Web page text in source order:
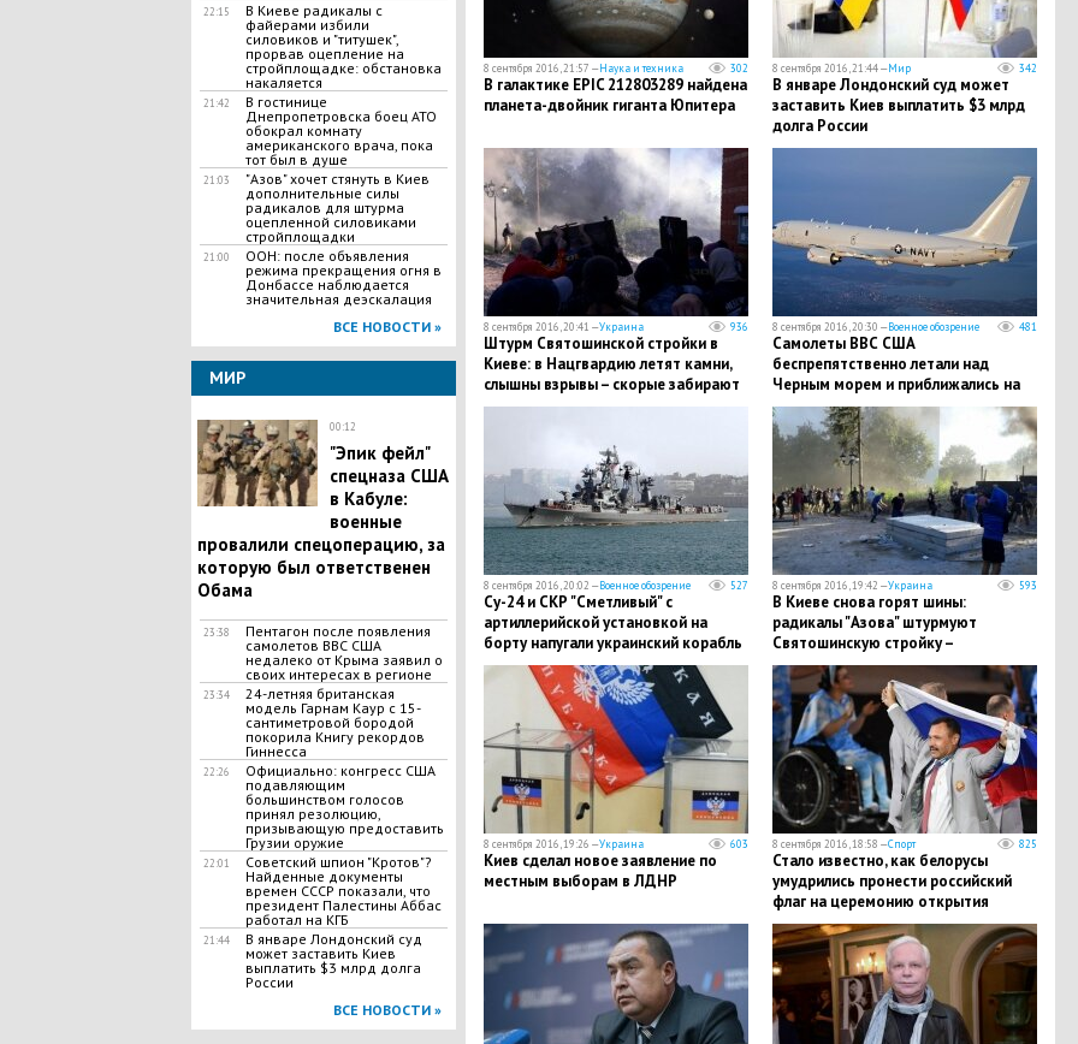
22:15
В Киеве радикалы с
файерами избили
силовиков и "титушек",
прорвав оцепление на
стройплощадке: обстановка
накаляется
21:42
В гостинице
Днепропетровска боец АТО
обокрал комнату
американского врача, пока
тот был в душе
21:03
"Азов" хочет стянуть в Киев
дополнительные силы
радикалов для штурма
оцепленной силовиками
стройплощадки
21:00
ООН: после объявления
режима прекращения огня в
Донбассе наблюдается
значительная деэскалация
ВСЕ НОВОСТИ »
МИР
00:12
"Эпик фейл"
спецназа США
в Кабуле:
военные
провалили спецоперацию, за
которую был ответственен
Обама
23:38
Пентагон после появления
самолетов ВВС США
недалеко от Крыма заявил о
своих интересах в регионе
23:34
24-летняя британская
модель Гарнам Каур с 15-
сантиметровой бородой
покорила Книгу рекордов
Гиннесса
22:26
Официально: конгресс США
подавляющим
большинством голосов
принял резолюцию,
призывающую предоставить
Грузии оружие
22:01
Советский шпион "Кротов"?
Найденные документы
времен СССР показали, что
президент Палестины Аббас
работал на КГБ
21:44
В январе Лондонский суд
может заставить Киев
выплатить $3 млрд долга
России
ВСЕ НОВОСТИ »
8 сентября 2016, 21:57 —Наука и техника 302
В галактике EPIC 212803289 найдена
планета-двойник гиганта Юпитера
8 сентября 2016, 21:44 —Мир 342
В январе Лондонский суд может
заставить Киев выплатить $3 млрд
долга России
8 сентября 2016, 20:41 —Украина 936
Штурм Святошинской стройки в
Киеве: в Нацгвардию летят камни,
слышны взрывы – скорые забирают
раненых
8 сентября 2016, 20:30 —Военное обозрение 481
Самолеты ВВС США
беспрепятственно летали над
Черным морем и приближались на
расстояние 70 км к Севастополю -
СМИ
8 сентября 2016, 20:02 —Военное обозрение 527
Су-24 и СКР "Сметливый" с
артиллерийской установкой на
борту напугали украинский корабль
8 сентября 2016, 19:42 —Украина 593
В Киеве снова горят шины:
радикалы "Азова" штурмуют
Святошинскую стройку –
территория покрыта дымовой
завесой
8 сентября 2016, 19:26 —Украина 603
Киев сделал новое заявление по
местным выборам в ЛДНР
8 сентября 2016, 18:58 —Спорт 825
Стало известно, как белорусы
умудрились пронести российский
флаг на церемонию открытия
Паралимпиады